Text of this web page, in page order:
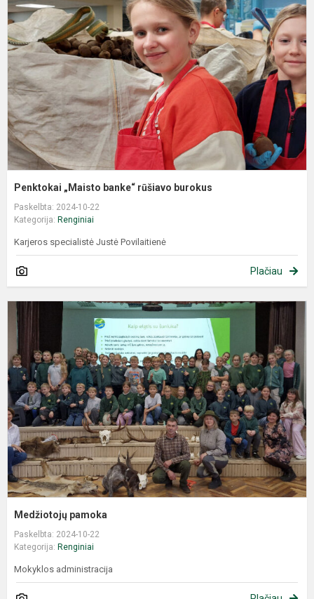
Penktokai „Maisto banke“ rūšiavo burokus
Paskelbta: 2024-10-22
Kategorija: Renginiai
Karjeros specialistė Justė Povilaitienė
Plačiau
Medžiotojų pamoka
Paskelbta: 2024-10-22
Kategorija: Renginiai
Mokyklos administracija